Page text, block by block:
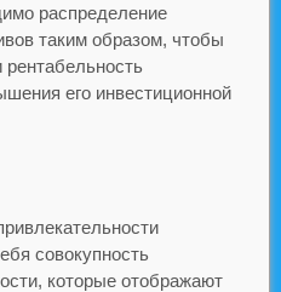
распределение
таким образом, чтобы
рентабельность
его инвестиционной
совокупность
которые отображают